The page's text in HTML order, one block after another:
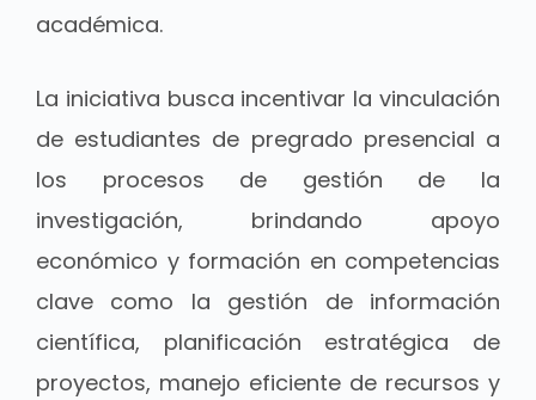
académica.
La iniciativa busca incentivar la vinculación
de estudiantes de pregrado presencial a
los procesos de gestión de la
investigación, brindando apoyo
económico y formación en competencias
clave como la gestión de información
científica, planificación estratégica de
proyectos, manejo eficiente de recursos y